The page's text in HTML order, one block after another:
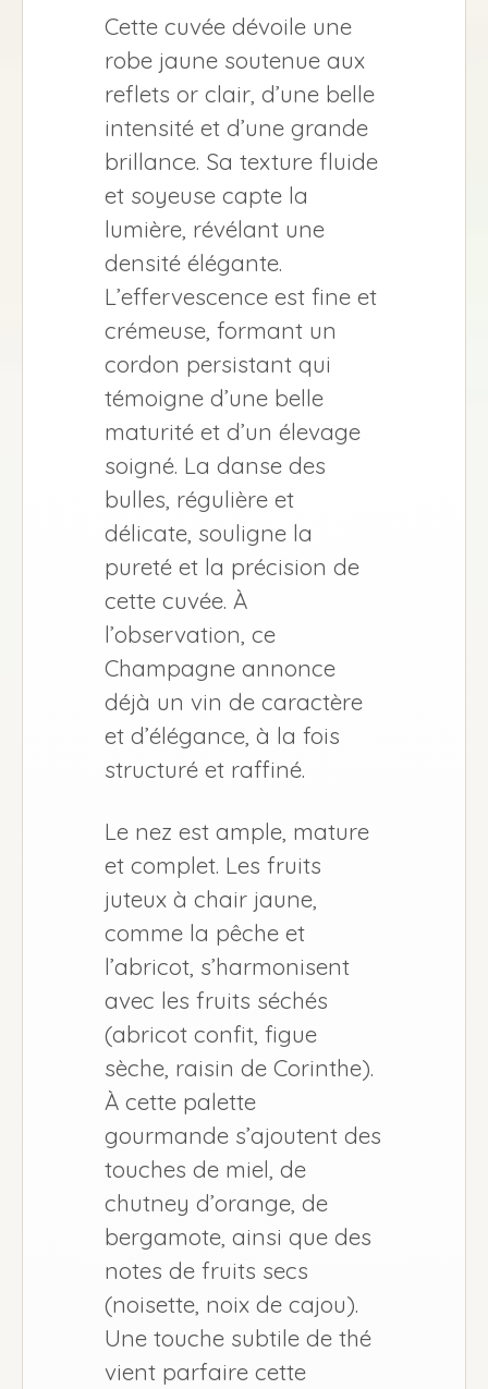
Cette cuvée dévoile une
robe jaune soutenue aux
reflets or clair, d’une belle
intensité et d’une grande
brillance. Sa texture fluide
et soyeuse capte la
lumière, révélant une
densité élégante.
L’effervescence est fine et
crémeuse, formant un
cordon persistant qui
témoigne d’une belle
maturité et d’un élevage
soigné. La danse des
bulles, régulière et
délicate, souligne la
pureté et la précision de
cette cuvée. À
l’observation, ce
Champagne annonce
déjà un vin de caractère
et d’élégance, à la fois
structuré et raffiné.
Le nez est ample, mature
et complet. Les fruits
juteux à chair jaune,
comme la pêche et
l’abricot, s’harmonisent
avec les fruits séchés
(abricot confit, figue
sèche, raisin de Corinthe).
À cette palette
gourmande s’ajoutent des
touches de miel, de
chutney d’orange, de
bergamote, ainsi que des
notes de fruits secs
(noisette, noix de cajou).
Une touche subtile de thé
vient parfaire cette